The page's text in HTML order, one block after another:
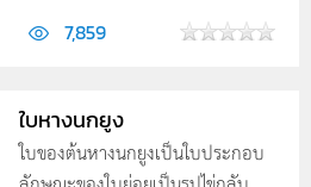
7,859
ใบหางนกยูง
ใบของต้นหางนกยูงเป็นใบประกอบ